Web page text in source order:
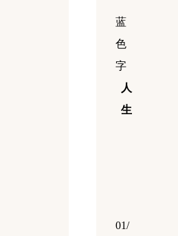
蓝
色
字
人
生
01/